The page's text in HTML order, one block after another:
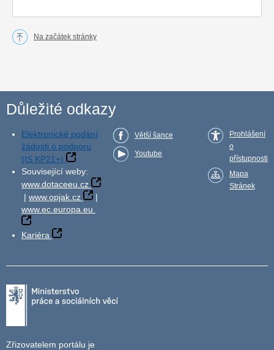
Na začátek stránky
Důležité odkazy
Elektronické podání
žádosti o podporu
(IS KP21+)
Související weby:
www.dotaceeu.cz
| www.opjak.cz
|
www.ec.europa.eu
Kariéra
Větší šance
Youtube
Prohlášení
o
přístupnosti
Mapa
Stránek
Zřizovatelem portálu je